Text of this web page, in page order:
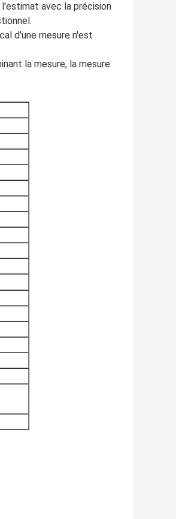
avec la précision
d'une mesure n'est
la mesure, la mesure